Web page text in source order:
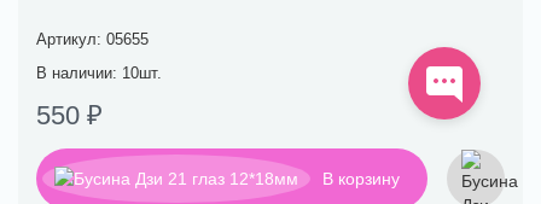
Артикул: 05655
В наличии: 10шт.
550 ₽
В корзину